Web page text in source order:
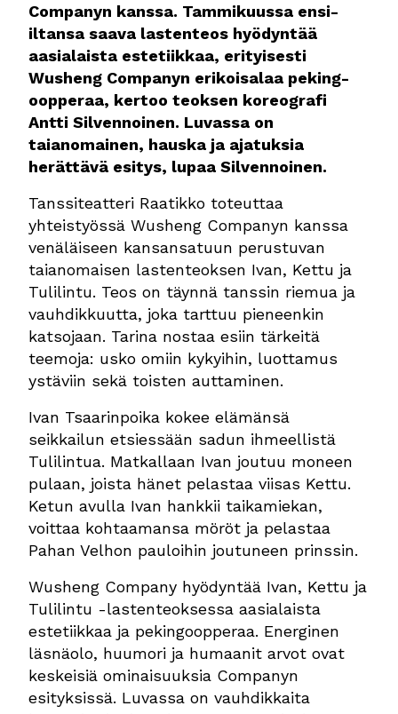
Companyn kanssa. Tammikuussa ensi-
iltansa saava lastenteos hyödyntää
aasialaista estetiikkaa, erityisesti
Wusheng Companyn erikoisalaa peking-
oopperaa, kertoo teoksen koreografi
Antti Silvennoinen. Luvassa on
taianomainen, hauska ja ajatuksia
herättävä esitys, lupaa Silvennoinen.
Tanssiteatteri Raatikko toteuttaa
yhteistyössä Wusheng Companyn kanssa
venäläiseen kansansatuun perustuvan
taianomaisen lastenteoksen Ivan, Kettu ja
Tulilintu. Teos on täynnä tanssin riemua ja
vauhdikkuutta, joka tarttuu pieneenkin
katsojaan. Tarina nostaa esiin tärkeitä
teemoja: usko omiin kykyihin, luottamus
ystäviin sekä toisten auttaminen.
Ivan Tsaarinpoika kokee elämänsä
seikkailun etsiessään sadun ihmeellistä
Tulilintua. Matkallaan Ivan joutuu moneen
pulaan, joista hänet pelastaa viisas Kettu.
Ketun avulla Ivan hankkii taikamiekan,
voittaa kohtaamansa möröt ja pelastaa
Pahan Velhon pauloihin joutuneen prinssin.
Wusheng Company hyödyntää Ivan, Kettu ja
Tulilintu -lastenteoksessa aasialaista
estetiikkaa ja pekingoopperaa. Energinen
läsnäolo, huumori ja humaanit arvot ovat
keskeisiä ominaisuuksia Companyn
esityksissä. Luvassa on vauhdikkaita